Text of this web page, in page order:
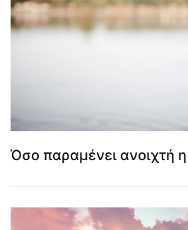
Όσο παραμένει ανοιχτή